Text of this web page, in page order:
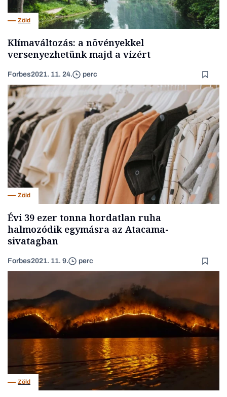
Zöld
Klímaváltozás: a növényekkel
versenyezhetünk majd a vízért
Forbes2021. 11. 24. perc
Zöld
Évi 39 ezer tonna hordatlan ruha
halmozódik egymásra az Atacama-
sivatagban
Forbes2021. 11. 9. perc
Zöld